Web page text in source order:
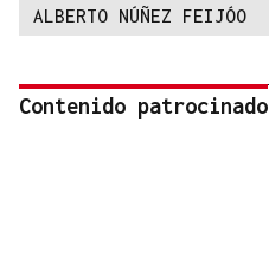
ALBERTO NÚÑEZ FEIJÓO
Contenido patrocinado